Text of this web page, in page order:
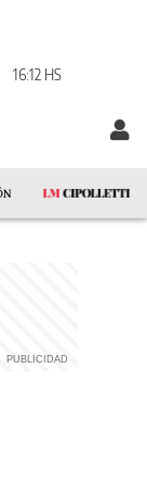
16:12 HS